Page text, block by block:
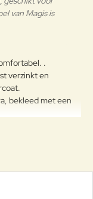
van Magis is
.
verzinkt en
bekleed met een